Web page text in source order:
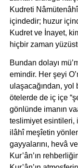
Kudreti
içindedir; huzur
Kudret ve İnayet,
hiçbir zaman
Bundan dolayı
emindir. Her şeyi
ulaşacağından, yol
ötelerde de iç içe
gönlünde imanın
teslimiyet esintileri,
ilâhî meşîetin
gayyalarını, hevâ
Kur’ân’ın